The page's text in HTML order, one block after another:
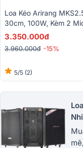
Loa Kéo Arirang
30cm, 100W, Kèm 2
3.350.000đ
3.960.000đ -15%
5/5 (2)